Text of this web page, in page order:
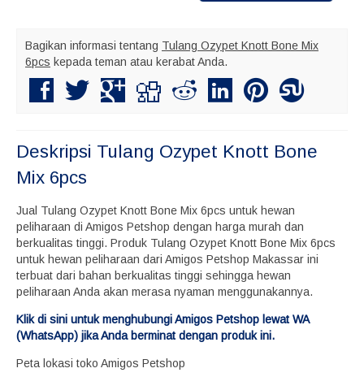
Bagikan informasi tentang Tulang Ozypet Knott Bone Mix
6pcs kepada teman atau kerabat Anda.
Deskripsi Tulang Ozypet Knott Bone
Mix 6pcs
Jual Tulang Ozypet Knott Bone Mix 6pcs untuk hewan
peliharaan di Amigos Petshop dengan harga murah dan
berkualitas tinggi. Produk Tulang Ozypet Knott Bone Mix 6pcs
untuk hewan peliharaan dari Amigos Petshop Makassar ini
terbuat dari bahan berkualitas tinggi sehingga hewan
peliharaan Anda akan merasa nyaman menggunakannya.
Klik di sini untuk menghubungi Amigos Petshop lewat WA
(WhatsApp) jika Anda berminat dengan produk ini.
Peta lokasi toko Amigos Petshop